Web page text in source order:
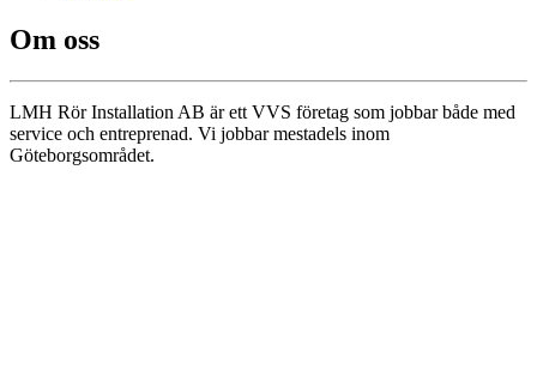
Om oss
LMH Rör Installation AB är ett VVS företag som jobbar både med
service och entreprenad. Vi jobbar mestadels inom
Göteborgsområdet.